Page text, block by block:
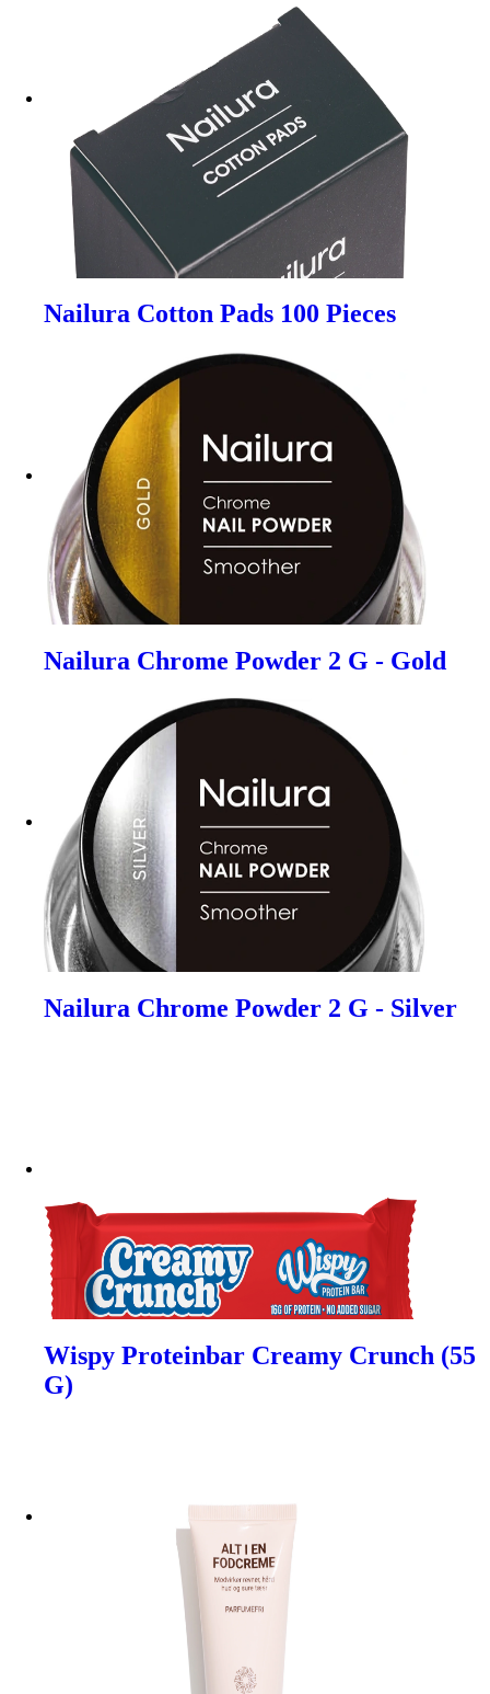
Nailura Cotton Pads 100 Pieces
Nailura Chrome Powder 2 G - Gold
Nailura Chrome Powder 2 G - Silver
Wispy Proteinbar Creamy Crunch (55
G)